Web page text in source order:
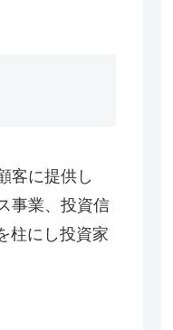
客に提供し
事業、投資信
柱にし投資家